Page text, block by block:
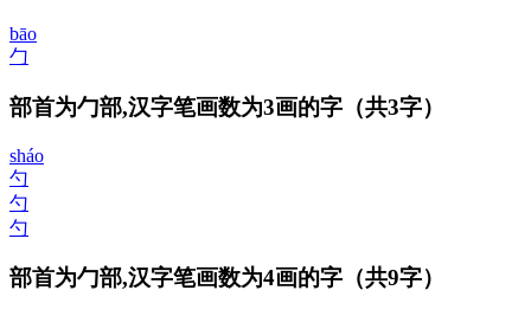
bāo
勹
部首为勹部,汉字笔画数为3画的字 （共3字）
sháo
勺
勺
勺
部首为勹部,汉字笔画数为4画的字 （共9字）